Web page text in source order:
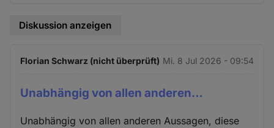
Diskussion anzeigen
Florian Schwarz (nicht überprüft) Mi. 8 Jul 2026 - 09:54
Unabhängig von allen anderen…
Unabhängig von allen anderen Aussagen, diese